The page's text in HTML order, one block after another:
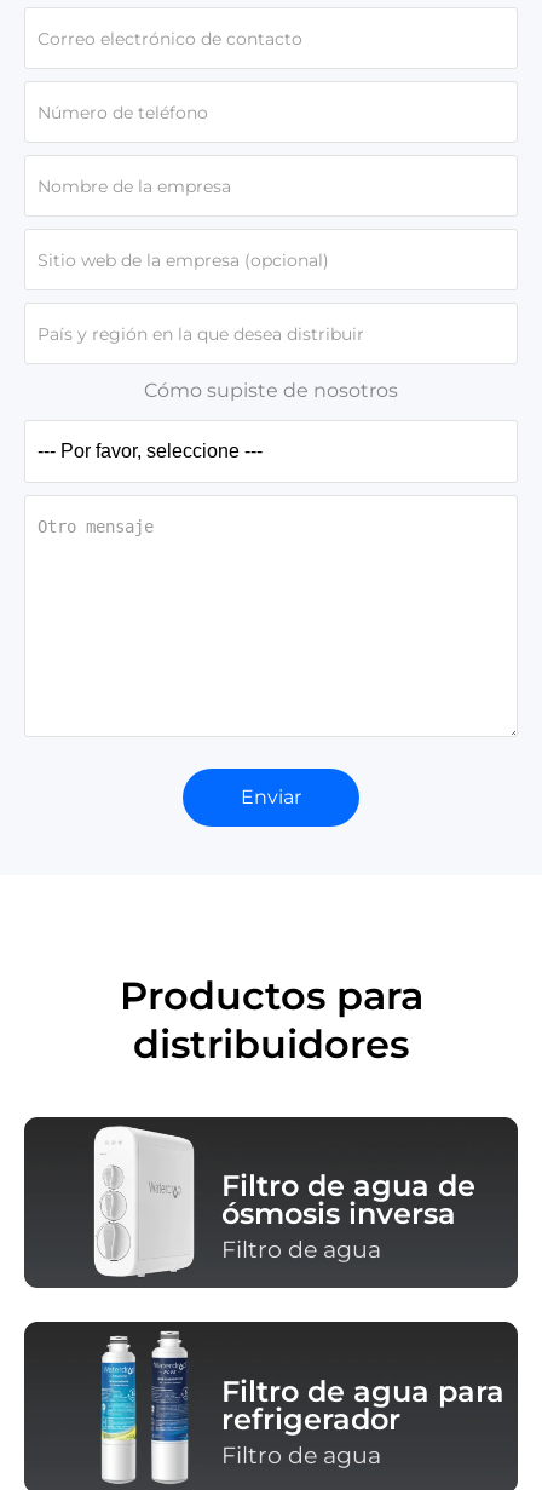
Cómo supiste de nosotros
Enviar
Productos para
distribuidores
Filtro de agua de
ósmosis inversa
Filtro de agua
Filtro de agua para
refrigerador
Filtro de agua